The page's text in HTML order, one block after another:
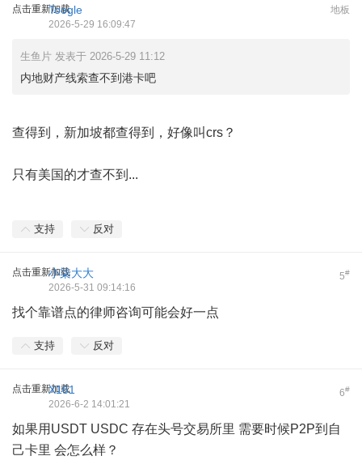
点击重新加载 地板
Toogle
2026-5-29 16:09:47
生鱼片 发表于 2026-5-29 11:12
内地财产线索查不到港卡吧
查得到，新加坡都查得到，好像叫crs？
只有美国的才查不到...
支持 反对
点击重新加载 5#
小柒大大
2026-5-31 09:14:16
找个靠谱点的律师咨询可能会好一点
支持 反对
点击重新加载 6#
X161
2026-6-2 14:01:21
如果用USDT USDC 存在头号交易所里 需要时候P2P到自
己卡里 会怎么样？